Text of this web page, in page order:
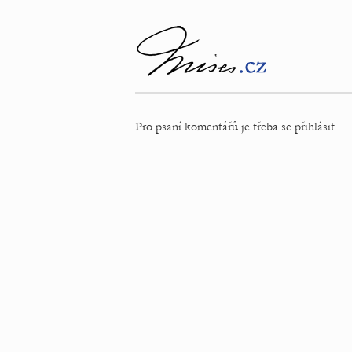
Pro psaní komentářů je třeba se přihlásit.